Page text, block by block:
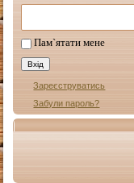
Пам`ятати мене
Зареєструватись
Забули пароль?